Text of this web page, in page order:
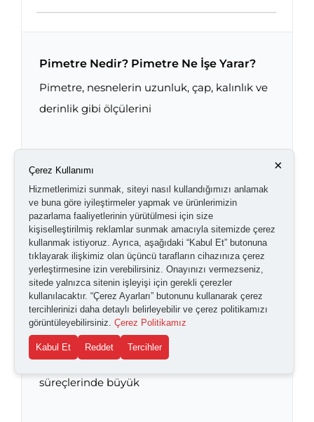
Pimetre Nedir? Pimetre Ne İşe Yarar?
Pimetre Nedir? Pimetre Ne İşe Yarar?
Pimetre, nesnelerin uzunluk, çap, kalınlık ve
derinlik gibi ölçülerini
Mikrometre Tamburlarını Anlamak: Cırcırlı,
Sürtünmeli ve Düz
Mikrometre Tamburlarını Anlamak:
Cırcırlı, Sürtünmeli ve Düz
Doğru ölçüm; talaşlı imalat, kontrol ve kalite
süreçlerinde büyük
×
Çerez Kullanımı
Hizmetlerimizi sunmak, siteyi nasıl kullandığımızı anlamak
ve buna göre iyileştirmeler yapmak ve ürünlerimizin
pazarlama faaliyetlerinin yürütülmesi için size
kişiselleştirilmiş reklamlar sunmak amacıyla sitemizde çerez
kullanmak istiyoruz. Ayrıca, aşağıdaki “Kabul Et” butonuna
tıklayarak ilişkimiz olan üçüncü tarafların cihazınıza çerez
yerleştirmesine izin verebilirsiniz. Onayınızı vermezseniz,
sitede yalnızca sitenin işleyişi için gerekli çerezler
kullanılacaktır. “Çerez Ayarları” butonunu kullanarak çerez
tercihlerinizi daha detaylı belirleyebilir ve çerez politikamızı
görüntüleyebilirsiniz. Çerez Politikamız
Kabul Et Reddet Tercihler